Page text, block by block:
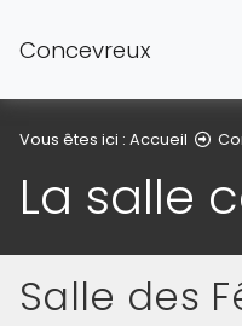
Concevreux
Vous êtes ici : Accueil
La salle
Salle des